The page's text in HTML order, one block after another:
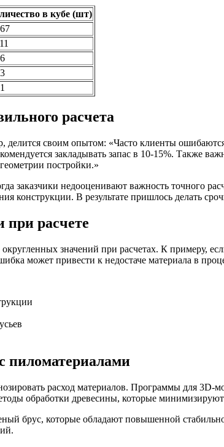
в кубе (шт)
расчета
своим опытом: «Часто клиенты
закладывать запас в 10-15%. Также
постройки.»
заказчики недооценивают важность точного
конструкции. В результате пришлось делать
расчете
значений при расчетах. К примеру,
может привести к недостаче материала в
пиломатериалами
расход материалов. Программы для 3D-
обработки древесины, которые
брус, которые обладают повышенной